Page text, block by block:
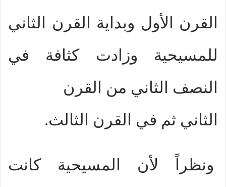
القرن الأول وبداية القرن الثاني
للمسيحية وزادت كثافة في
النصف الثاني من القرن
الثاني ثم في القرن الثالث.
ونظراً لأن المسيحية كانت